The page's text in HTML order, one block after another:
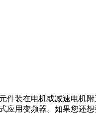
件装在电机或减速电机
应用变频器。如果您还